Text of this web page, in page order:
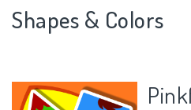
Shapes & Colors